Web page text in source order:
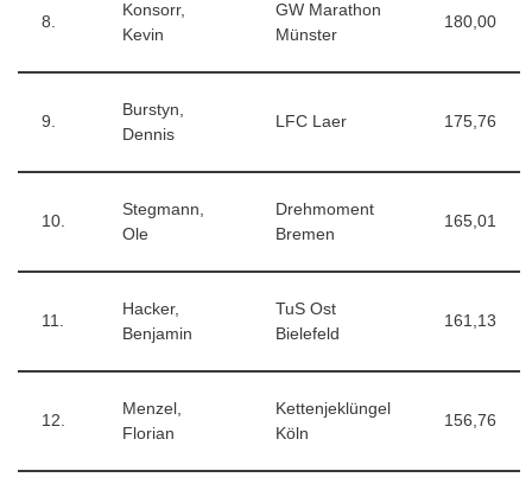
8.
Konsorr,
Kevin
GW Marathon
Münster
180,00
9.
Burstyn,
Dennis
LFC Laer 175,76
10.
Stegmann,
Ole
Drehmoment
Bremen
165,01
11.
Hacker,
Benjamin
TuS Ost
Bielefeld
161,13
12.
Menzel,
Florian
Kettenjeklüngel
Köln
156,76